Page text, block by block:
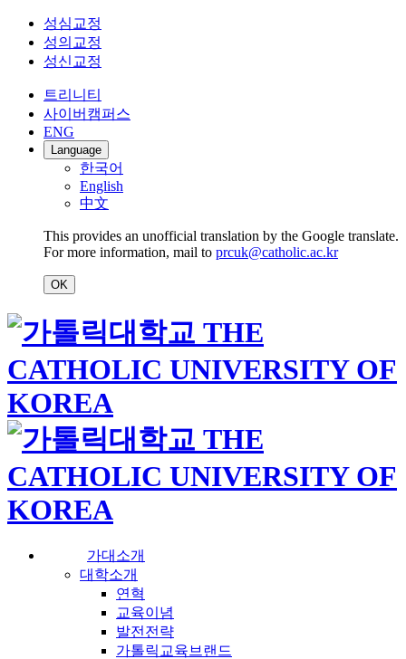
성심교정
성의교정
성신교정
트리니티
사이버캠퍼스
ENG
Language
한국어
English
中文
This provides an unofficial translation by the Google translate.
For more information, mail to prcuk@catholic.ac.kr
OK
가대소개
대학소개
연혁
교육이념
발전전략
가톨릭교육브랜드